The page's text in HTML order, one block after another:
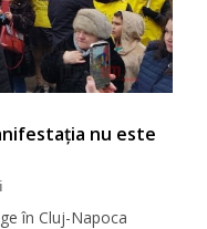
nu este
în Cluj-Napoca